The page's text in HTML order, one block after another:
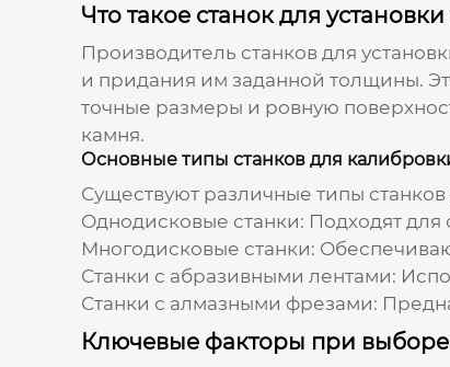
Что такое станок для
Производитель станков для
и придания им заданной толщины.
точные размеры и ровную
камня.
Основные типы станков для
Существуют различные типы
Однодисковые станки: Подходят
Многодисковые станки:
Станки с абразивными лентами:
Станки с алмазными фрезами:
Ключевые факторы при выборе